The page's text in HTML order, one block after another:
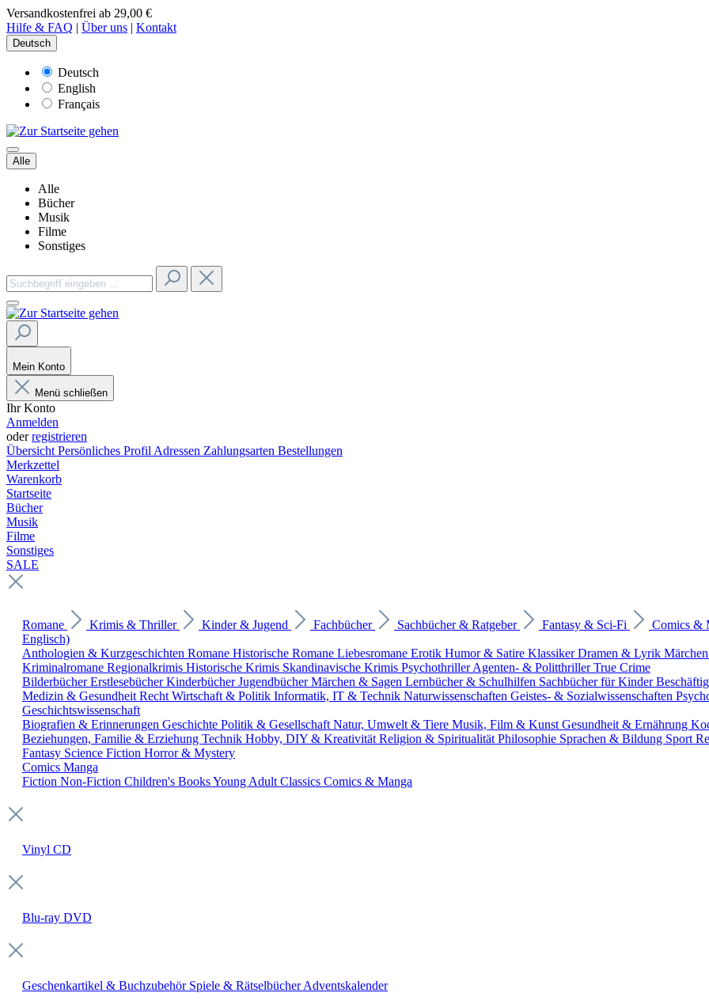
Versandkostenfrei ab 29,00 €
Hilfe & FAQ | Über uns | Kontakt
Deutsch
Deutsch
English
Français
Alle
Alle
Bücher
Musik
Filme
Sonstiges
Mein Konto
Menü schließen
Ihr Konto
Anmelden
oderregistrieren
Übersicht Persönliches Profil Adressen Zahlungsarten Bestellungen
Merkzettel
Warenkorb
Startseite
Bücher
Musik
Filme
Sonstiges
SALE
Romane Krimis & Thriller Kinder & Jugend Fachbücher Sachbücher & Ratgeber Fantasy & Sci-Fi
Comics &
Englisch)
Anthologien & Kurzgeschichten Romane Historische Romane Liebesromane Erotik Humor & Satire KlassikerDramen & Lyrik
Kriminalromane Regionalkrimis Historische Krimis Skandinavische Krimis PsychothrillerAgenten- & PolitthrillerTrue Crime
BilderbücherErstlesebücherKinderbücherJugendbücherMärchen & Sagen Lernbücher & Schulhilfen Sachbücher für Kinder
Medizin & Gesundheit Recht Wirtschaft & Politik Informatik, IT & Technik Naturwissenschaften Geistes- & Sozialwissenschaften
Geschichtswissenschaft
Biografien & Erinnerungen Geschichte Politik & Gesellschaft Natur, Umwelt & Tiere Musik, Film & Kunst Gesundheit & Ernährung
Beziehungen, Familie & Erziehung Technik Hobby, DIY & Kreativität Religion & Spiritualität Philosophie Sprachen & Bildung Sport
Fantasy Science Fiction Horror & Mystery
Comics Manga
Fiction Non-Fiction Children's BooksYoung Adult Classics Comics & Manga
Vinyl CD
Blu-ray DVD
Geschenkartikel & Buchzubehör Spiele & RätselbücherAdventskalender